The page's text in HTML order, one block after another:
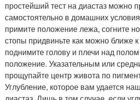
простейший тест на диастаз можно
самостоятельно в домашних
примите положение лежа, согните
стопы придвиньте как можно ближе
поднимите голову и плечи над
положение. Указательным или
прощупайте центр живота по
Углубление, которое вам удается